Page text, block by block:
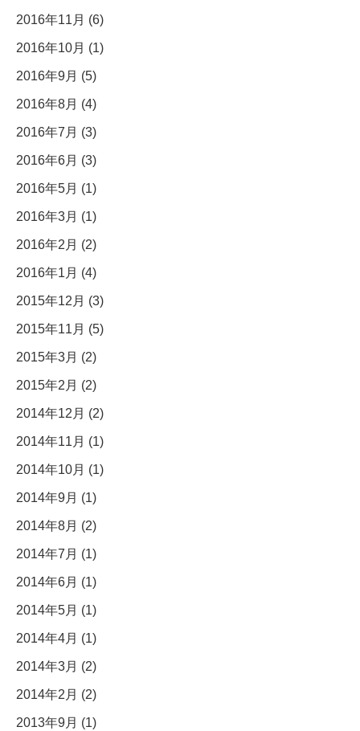
2016年11月 (6)
2016年10月 (1)
2016年9月 (5)
2016年8月 (4)
2016年7月 (3)
2016年6月 (3)
2016年5月 (1)
2016年3月 (1)
2016年2月 (2)
2016年1月 (4)
2015年12月 (3)
2015年11月 (5)
2015年3月 (2)
2015年2月 (2)
2014年12月 (2)
2014年11月 (1)
2014年10月 (1)
2014年9月 (1)
2014年8月 (2)
2014年7月 (1)
2014年6月 (1)
2014年5月 (1)
2014年4月 (1)
2014年3月 (2)
2014年2月 (2)
2013年9月 (1)